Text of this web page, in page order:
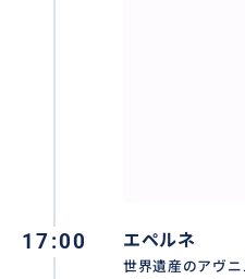
丸1日、パリ滞在の長いベ
同行案内しますので、安心
17:00 エペルネ
世界遺産のアヴニ